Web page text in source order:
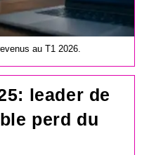
au T1 2026.
leader de
perd du